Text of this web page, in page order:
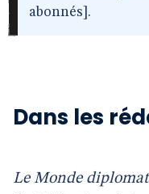
abonnés].
Dans les
Le Monde